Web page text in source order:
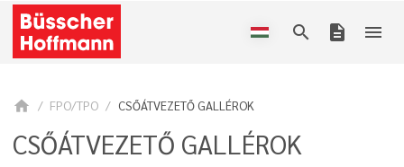
search description menu
home FPO/TPO CSŐÁTVEZETŐ GALLÉROK
CSŐÁTVEZETŐ GALLÉROK